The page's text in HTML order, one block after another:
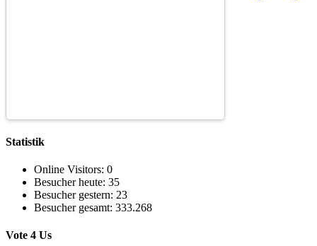
Statistik
Online Visitors: 0
Besucher heute: 35
Besucher gestern: 23
Besucher gesamt: 333.268
Vote 4 Us